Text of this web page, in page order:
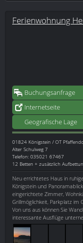
Ferienwohnung
Buchungsanfrage
Internetseite
Geografische Lage
01824 Königstein / OT
Alter Schulweg 7
Telefon: 035021 67467
12 Betten + zusätzlich
Neu errichtetes Haus in
Königstein und
eingerichtete Zimmer,
Grillmöglichkeit, Parkplatz im
Von uns aus können Sie
interessante Ausflüge